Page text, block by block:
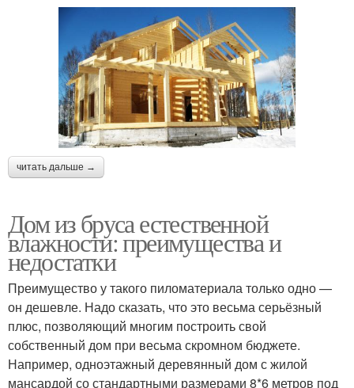
читать дальше →
Дом из бруса естественной
влажности: преимущества и
недостатки
Преимущество у такого пиломатериала только одно —
он дешевле. Надо сказать, что это весьма серьёзный
плюс, позволяющий многим построить свой
собственный дом при весьма скромном бюджете.
Например, одноэтажный деревянный дом с жилой
мансардой со стандартными размерами 8*6 метров под